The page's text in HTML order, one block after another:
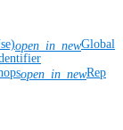
open_in_newGlobal
open_in_newRep